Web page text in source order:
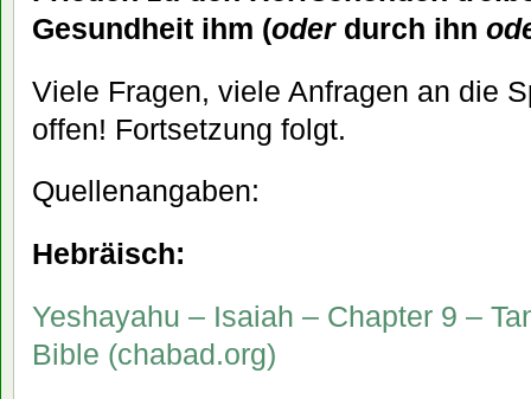
Gesundheit ihm (oderdurch ihn
Viele Fragen, viele Anfragen an die
offen! Fortsetzung folgt.
Quellenangaben:
Hebräisch:
Yeshayahu – Isaiah – Chapter 9 –
Bible (chabad.org)